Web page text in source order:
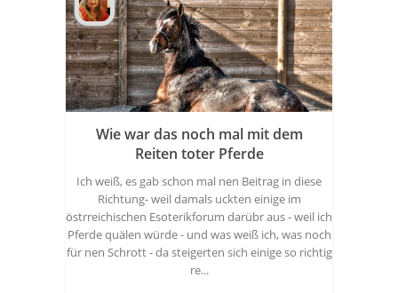
Wie war das noch mal mit dem
Reiten toter Pferde
Ich weiß, es gab schon mal nen Beitrag in diese
Richtung- weil damals uckten einige im
östrreichischen Esoterikforum darübr aus - weil ich
Pferde quälen würde - und was weiß ich, was noch
für nen Schrott - da steigerten sich einige so richtig
re...